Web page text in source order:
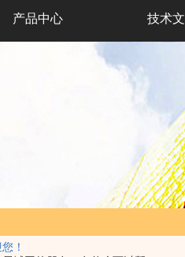
！
产品中心 技术